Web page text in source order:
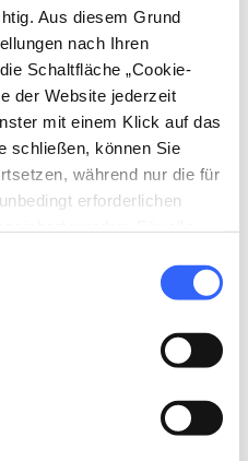
Aus diesem Grund
nach Ihren
Schaltfläche „Cookie-
der Website jederzeit
mit einem Klick auf das
schließen, können Sie
während nur die für
erforderlichen
Agliana, Quarrata
Schutz der
IGP
favorite_border